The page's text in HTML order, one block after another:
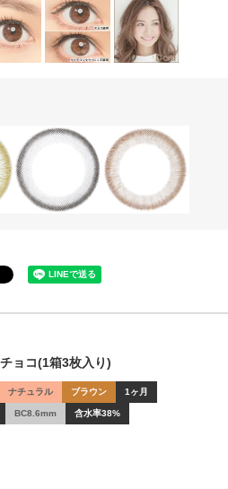
ョコ(1箱3枚入り)
ナチュラル ブラウン 1ヶ月
BC8.6mm 含水率38%